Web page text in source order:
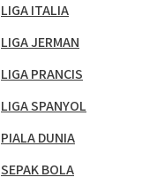
LIGA ITALIA
LIGA JERMAN
LIGA PRANCIS
LIGA SPANYOL
PIALA DUNIA
SEPAK BOLA